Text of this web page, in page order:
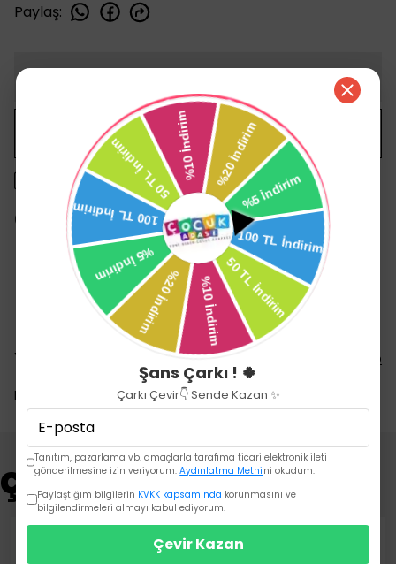
Paylaş:
WHATSAPP
1500 TL üzeri ücretsiz kargo
14 gün içinde iade değişim
Yorumlar Yorum Yap
Bu ürün için henüz yorum yapılmamış.
Çok Satanlar
Şans Çarkı ! 🍀
Çarkı Çevir👇 Sende Kazan ✨
Tanıtım, pazarlama vb. amaçlarla tarafıma ticari elektronik ileti
gönderilmesine izin veriyorum.Aydınlatma Metni'ni okudum.
Paylaştığım bilgilerin KVKK kapsamında korunmasını ve
bilgilendirmeleri almayı kabul ediyorum.
Çevir Kazan